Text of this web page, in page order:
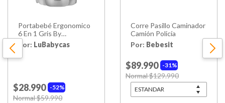
Portabebé Ergonomico
6 En 1 Gris By
Lubabycas
Por: LuBabycas
52%
$28.990
Price reduced from
Normal $59.990
Corre Pasillo Caminador
Camión Policía
Por: Bebesit
31%
$89.990
Price reduced from
Normal $129.990